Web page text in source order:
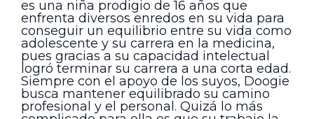
es una niña prodigio de 16 años que
enfrenta diversos enredos en su vida para
conseguir un equilibrio entre su vida como
adolescente y su carrera en la medicina,
pues gracias a su capacidad intelectual
logró terminar su carrera a una corta edad.
Siempre con el apoyo de los suyos, Doogie
busca mantener equilibrado su camino
profesional y el personal. Quizá lo más